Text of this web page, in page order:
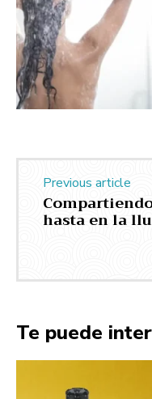
Previous article
hasta en la
Te puede